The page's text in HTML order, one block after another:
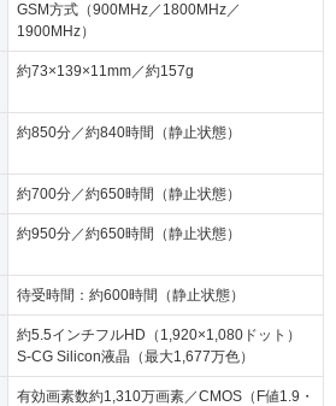
GSM方式（900MHz／1800MHz／
1900MHz）
約73×139×11mm／約157g
約850分／約840時間（静止状態）
約700分／約650時間（静止状態）
約950分／約650時間（静止状態）
待受時間：約600時間（静止状態）
約5.5インチフルHD（1,920×1,080ドット）
S-CG Silicon液晶（最大1,677万色）
有効画素数約1,310万画素／CMOS（F値1.9・